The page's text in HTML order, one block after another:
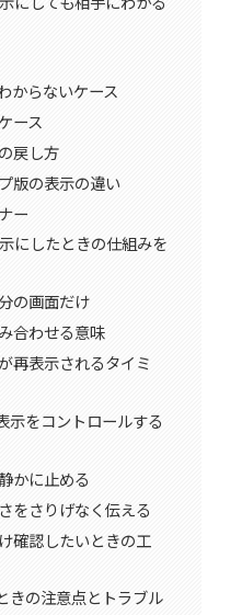
からないケース
ース
戻し方
版の表示の違い
ー
にしたときの仕組みを
の画面だけ
合わせる意味
再表示されるタイミ
示をコントロールする
かに止める
をさりげなく伝える
確認したいときの工
きの注意点とトラブル